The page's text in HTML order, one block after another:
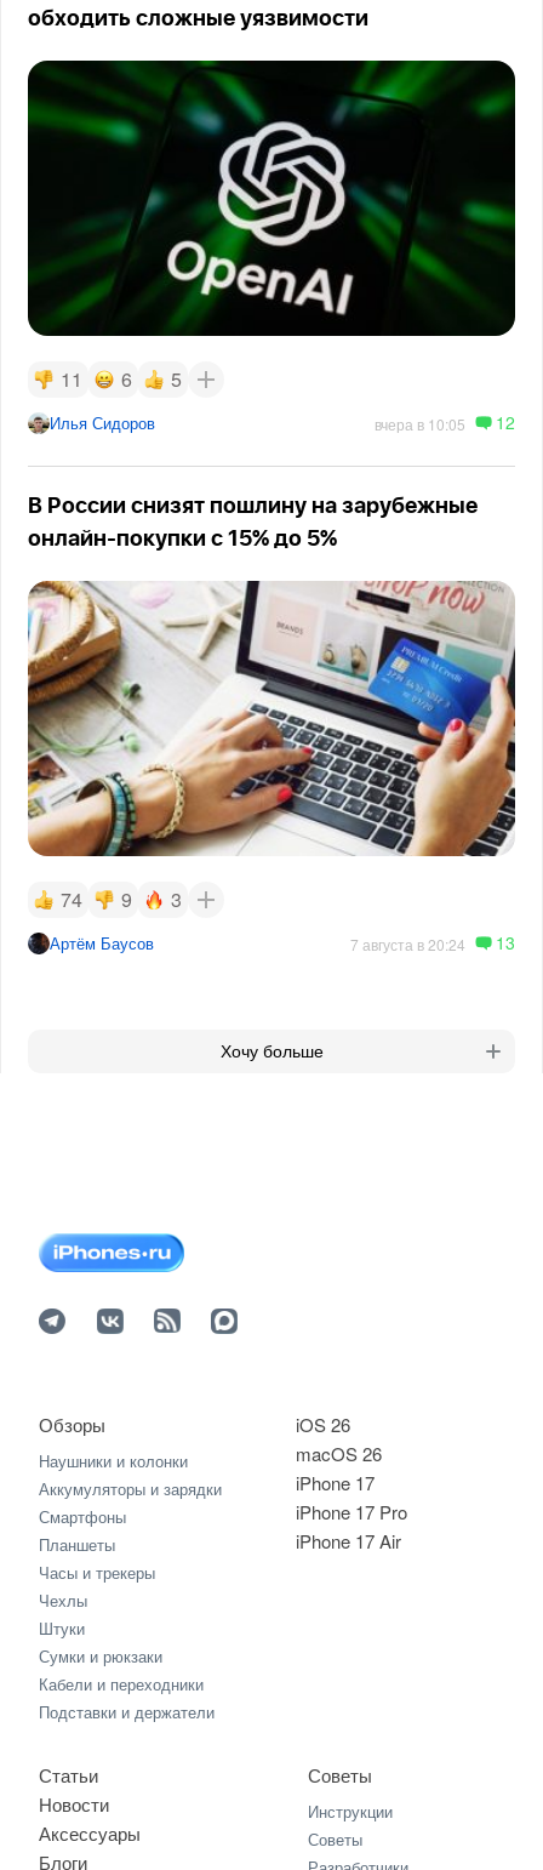
обходить сложные уязвимости
11 6 5
Илья Сидоров вчера в 10:05 12
В России снизят пошлину на зарубежные
онлайн-покупки с 15% до 5%
74 9 3
Артём Баусов 7 августа в 20:24 13
Хочу больше
iOS 26
macOS 26
iPhone 17
iPhone 17 Pro
iPhone 17 Air
Обзоры
Наушники и колонки
Аккумуляторы и зарядки
Смартфоны
Планшеты
Часы и трекеры
Чехлы
Штуки
Сумки и рюкзаки
Кабели и переходники
Подставки и держатели
Статьи
Новости
Аксессуары
Блоги
Советы
Инструкции
Советы